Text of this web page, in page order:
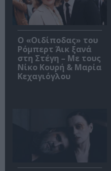
O «Οιδίποδας» του
Ρόμπερτ Άικ ξανά
στη Στέγη – Με τους
Νίκο Κουρή & Μαρία
Κεχαγιόγλου